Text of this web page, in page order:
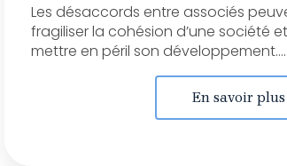
Les désaccords entre associés
fragiliser la cohésion d’une société et
mettre en péril son développement....
En savoir plus